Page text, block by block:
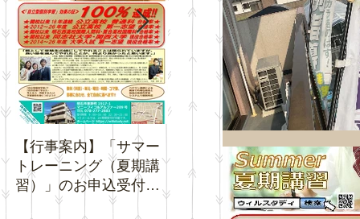
【行事案内】「サマー
トレーニング（夏期講
習）」のお申込受付を
開始いたします。
【お知らせ】夏休み期
間中の「通常トレーニ
ング」の日程について
【お
ジネ
クチ
い。